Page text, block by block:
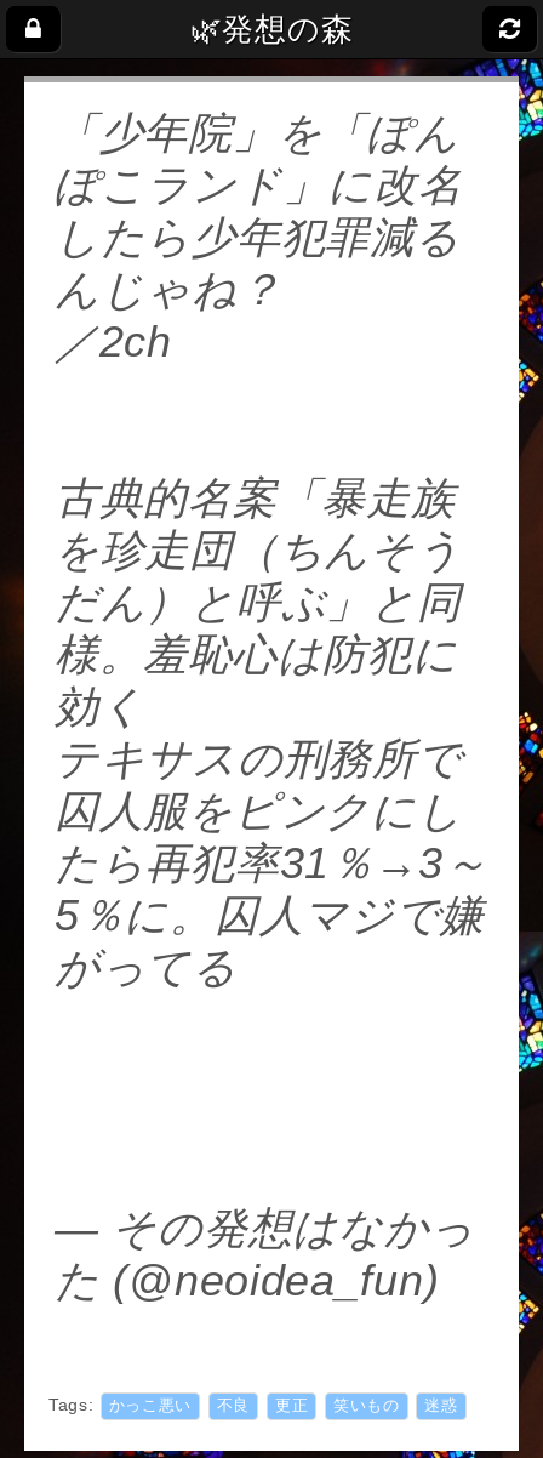
🌿発想の森
「少年院」を「ぽん
ぽこランド」に改名
したら少年犯罪減る
んじゃね？
／2ch
古典的名案「暴走族
を珍走団（ちんそう
だん）と呼ぶ」と同
様。羞恥心は防犯に
効く
テキサスの刑務所で
囚人服をピンクにし
たら再犯率31％→3～
5％に。囚人マジで嫌
がってる
— その発想はなかっ
た (@neoidea_fun)
Tags: かっこ悪い 不良 更正 笑いもの 迷惑